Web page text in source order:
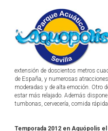
extensión de doscientos metros
de España, y numerosas
moderadas y de alta emoción. Otro
estar más relajado. Además
tumbonas, cervecería, comida
Temporada 2012 en Aquópolis